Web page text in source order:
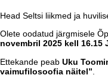
Head Seltsi liikmed ja
Olete oodatud järgmisele
novembril 2025 kell 16.15
Ettekande peab Uku
vaimufilosoofia näitel”